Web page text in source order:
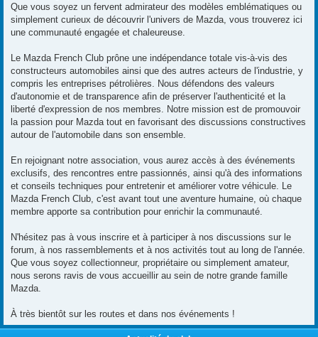
Que vous soyez un fervent admirateur des modèles emblématiques ou
simplement curieux de découvrir l'univers de Mazda, vous trouverez ici
une communauté engagée et chaleureuse.
Le Mazda French Club prône une indépendance totale vis-à-vis des
constructeurs automobiles ainsi que des autres acteurs de l'industrie, y
compris les entreprises pétrolières. Nous défendons des valeurs
d'autonomie et de transparence afin de préserver l'authenticité et la
liberté d'expression de nos membres. Notre mission est de promouvoir
la passion pour Mazda tout en favorisant des discussions constructives
autour de l'automobile dans son ensemble.
En rejoignant notre association, vous aurez accès à des événements
exclusifs, des rencontres entre passionnés, ainsi qu'à des informations
et conseils techniques pour entretenir et améliorer votre véhicule. Le
Mazda French Club, c'est avant tout une aventure humaine, où chaque
membre apporte sa contribution pour enrichir la communauté.
N'hésitez pas à vous inscrire et à participer à nos discussions sur le
forum, à nos rassemblements et à nos activités tout au long de l'année.
Que vous soyez collectionneur, propriétaire ou simplement amateur,
nous serons ravis de vous accueillir au sein de notre grande famille
Mazda.
À très bientôt sur les routes et dans nos événements !